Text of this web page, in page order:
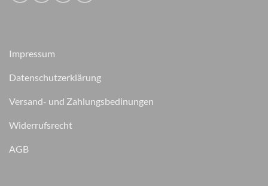
Impressum
Datenschutzerklärung
Versand- und Zahlungsbedinungen
Widerrufsrecht
AGB